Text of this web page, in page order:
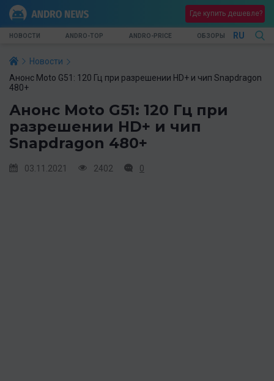
Где купить дешевле?
НОВОСТИ ANDRO-TOP ANDRO-PRICE ОБЗОРЫ RU
Новости
Анонс Moto G51: 120 Гц при разрешении HD+ и чип Snapdragon
480+
Анонс Moto G51: 120 Гц при
разрешении HD+ и чип
Snapdragon 480+
03.11.2021 2402 0